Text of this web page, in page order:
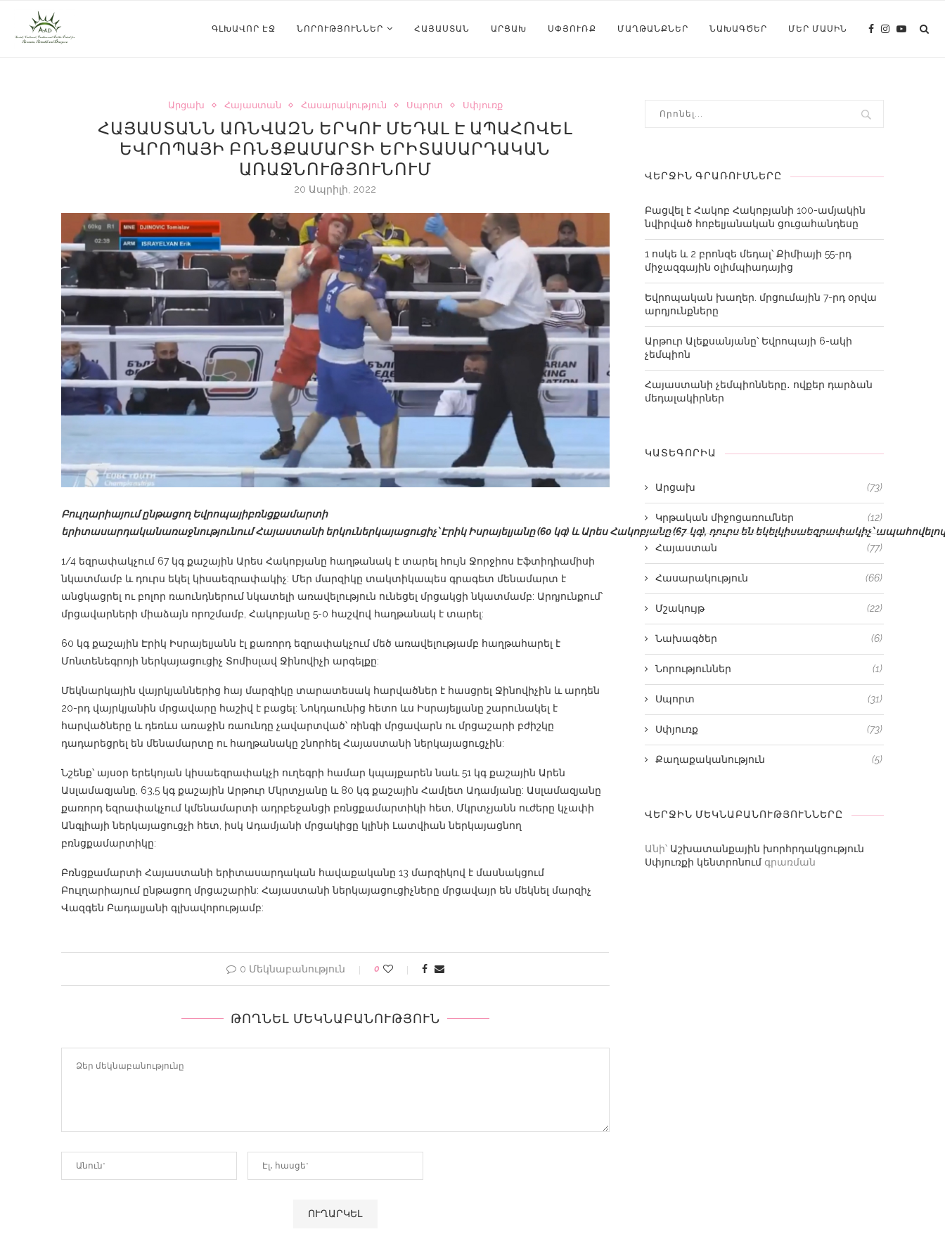
ԳԼԽԱՎՈՐ ԷՋ ՆՈՐՈՒԹՅՈՒՆՆԵՐ ՀԱՅԱՍՏԱՆ ԱՐՑԱԽ ՍՓՅՈՒՌՔ ՄԱՂԹԱՆՔՆԵՐ ՆԱԽԱԳԾԵՐ ՄԵՐ ՄԱՍԻՆ
Արցախ Հայաստան Հասարակություն Սպորտ Սփյուռք
ՀԱՅԱՍՏԱՆՆ ԱՌՆՎԱԶՆ ԵՐԿՈՒ ՄԵԴԱԼ Է ԱՊԱՀՈՎԵԼ
ԵՎՐՈՊԱՅԻ ԲՌՆՑՔԱՄԱՐՏԻ ԵՐԻՏԱՍԱՐԴԱԿԱՆ
ԱՌԱՋՆՈՒԹՅՈՒՆՈՒՄ
20 Ապրիլի, 2022
Բուլղարիայումընթացող Եվրոպայիբռնցքամարտի
երիտասարդականառաջնությունումՀայաստանի երկուներկայացուցիչ՝ Էրիկ Իսրայելյանը(60 կգ) և Արես Հակոբյանը(67կգ),դուրսենեկելկիսաեզրափակիչ՝ապահովելով
1/4 եզրափակչում 67 կգ քաշային Արես Հակոբյանը հաղթանակ է տարել հույն Ջորջիոս Էֆտիդիամիսի
նկատմամբ և դուրս եկել կիսաեզրափակիչ: Մեր մարզիկը տակտիկապես գրագետ մենամարտ է
անցկացրել ու բոլոր ռաունդներում նկատելի առավելություն ունեցել մրցակցի նկատմամբ: Արդյունքում՝
մրցավարների միաձայն որոշմամբ, Հակոբյանը 5-0 հաշվով հաղթանակ է տարել:
60 կգ քաշային Էրիկ Իսրայելյանն էլ քառորդ եզրափակչում մեծ առավելությամբ հաղթահարել է
Մոնտենեգրոյի ներկայացուցիչ Տոմիսլավ Ջինովիչի արգելքը:
Մեկնարկային վայրկյաններից հայ մարզիկը տարատեսակ հարվածներ է հասցրել Ջինովիչին և արդեն
20-րդ վայրկյանին մրցավարը հաշիվ է բացել: Նոկդաունից հետո ևս Իսրայելյանը շարունակել է
հարվածները և դեռևս առաջին ռաունդը չավարտված՝ ռինգի մրցավարն ու մրցաշարի բժիշկը
դադարեցրել են մենամարտը ու հաղթանակը շնորհել Հայաստանի ներկայացուցչին:
Նշենք՝ այսօր երեկոյան կիսաեզրափակչի ուղեգրի համար կպայքարեն նաև 51 կգ քաշային Արեն
Ասլամազյանը, 63,5 կգ քաշային Արթուր Մկրտչյանը և 80 կգ քաշային Համլետ Ադամյանը: Ասլամազյանը
քառորդ եզրափակչում կմենամարտի ադրբեջանցի բռնցքամարտիկի հետ, Մկրտչյանն ուժերը կչափի
Անգլիայի ներկայացուցչի հետ, իսկ Ադամյանի մրցակիցը կլինի Լատվիան ներկայացնող
բռնցքամարտիկը:
Բռնցքամարտի Հայաստանի երիտասարդական հավաքականը 13 մարզիկով է մասնակցում
Բուլղարիայում ընթացող մրցաշարին: Հայաստանի ներկայացուցիչները մրցավայր են մեկնել մարզիչ
Վազգեն Բադալյանի գլխավորությամբ:
0 Մեկնաբանություն 0
ԹՈՂՆԵԼ ՄԵԿՆԱԲԱՆՈՒԹՅՈՒՆ
ՎԵՐՋԻՆ ԳՐԱՌՈՒՄՆԵՐԸ
Բացվել է Հակոբ Հակոբյանի 100-ամյակին
նվիրված հոբելյանական ցուցահանդեսը
1 ոսկե և 2 բրոնզե մեդալ՝ Քիմիայի 55-րդ
միջազգային օլիմպիադայից
Եվրոպական խաղեր. մրցումային 7-րդ օրվա
արդյունքները
Արթուր Ալեքսանյանը՝ Եվրոպայի 6-ակի
չեմպիոն
Հայաստանի չեմպիոնները․ ովքեր դարձան
մեդալակիրներ
ԿԱՏԵԳՈՐԻԱ
Արցախ (73)
Կրթական միջոցառումներ (12)
Հայաստան (77)
Հասարակություն (66)
Մշակույթ (22)
Նախագծեր (6)
Նորություններ (1)
Սպորտ (31)
Սփյուռք (73)
Քաղաքականություն (5)
ՎԵՐՋԻՆ ՄԵԿՆԱԲԱՆՈՒԹՅՈՒՆՆԵՐԸ
Անի՝ Աշխատանքային խորհրդակցություն
Սփյուռքի կենտրոնում գրառման